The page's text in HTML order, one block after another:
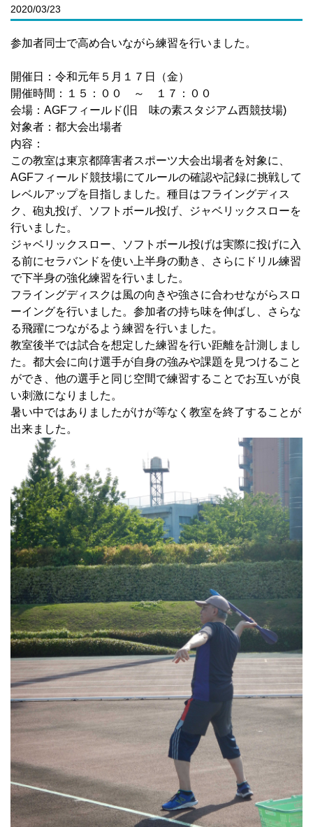
2020/03/23
参加者同士で高め合いながら練習を行いました。
開催日：令和元年５月１７日（金）
開催時間：１５：００ ～ １７：００
会場：AGFフィールド(旧 味の素スタジアム西競技場)
対象者：都大会出場者
内容：
この教室は東京都障害者スポーツ大会出場者を対象に、
AGFフィールド競技場にてルールの確認や記録に挑戦して
レベルアップを目指しました。種目はフライングディス
ク、砲丸投げ、ソフトボール投げ、ジャベリックスローを
行いました。
ジャベリックスロー、ソフトボール投げは実際に投げに入
る前にセラバンドを使い上半身の動き、さらにドリル練習
で下半身の強化練習を行いました。
フライングディスクは風の向きや強さに合わせながらスロ
ーイングを行いました。参加者の持ち味を伸ばし、さらな
る飛躍につながるよう練習を行いました。
教室後半では試合を想定した練習を行い距離を計測しまし
た。都大会に向け選手が自身の強みや課題を見つけること
ができ、他の選手と同じ空間で練習することでお互いが良
い刺激になりました。
暑い中ではありましたがけが等なく教室を終了することが
出来ました。